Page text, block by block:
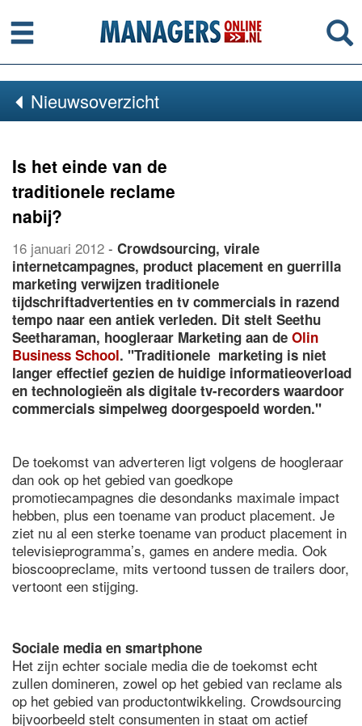
Menu
Nieuwsoverzicht
Is het einde van de
traditionele reclame
nabij?
16 januari 2012 - Crowdsourcing, virale
internetcampagnes, product placement en guerrilla
marketing verwijzen traditionele
tijdschriftadvertenties en tv commercials in razend
tempo naar een antiek verleden. Dit stelt Seethu
Seetharaman, hoogleraar Marketing aan de Olin
Business School. "Traditionele marketing is niet
langer effectief gezien de huidige informatieoverload
en technologieën als digitale tv-recorders waardoor
commercials simpelweg doorgespoeld worden."
De toekomst van adverteren ligt volgens de hoogleraar
dan ook op het gebied van goedkope
promotiecampagnes die desondanks maximale impact
hebben, plus een toename van product placement. Je
ziet nu al een sterke toename van product placement in
televisieprogramma’s, games en andere media. Ook
bioscoopreclame, mits vertoond tussen de trailers door,
vertoont een stijging.
Sociale media en smartphone
Het zijn echter sociale media die de toekomst echt
zullen domineren, zowel op het gebied van reclame als
op het gebied van productontwikkeling. Crowdsourcing
bijvoorbeeld stelt consumenten in staat om actief